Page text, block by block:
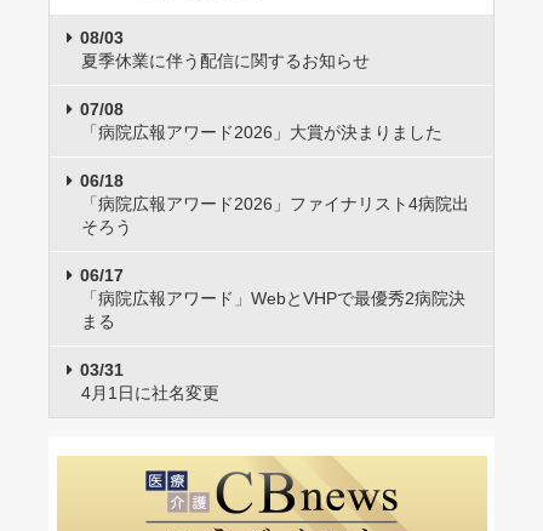
08/03
夏季休業に伴う配信に関するお知らせ
07/08
「病院広報アワード2026」大賞が決まりました
06/18
「病院広報アワード2026」ファイナリスト4病院出
そろう
06/17
「病院広報アワード」WebとVHPで最優秀2病院決
まる
03/31
4月1日に社名変更